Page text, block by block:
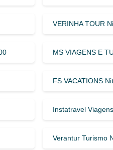
VERINHA TOUR
MS VIAGENS E
FS VACATIONS
Instatravel
Verantur Turismo